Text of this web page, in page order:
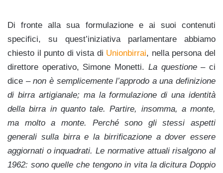
Di fronte alla sua formulazione e ai suoi contenuti
specifici, su quest’iniziativa parlamentare abbiamo
chiesto il punto di vista di Unionbirrai, nella persona del
direttore operativo, Simone Monetti. La questione– ci
dice –non è semplicemente l’approdo a una definizione
di birra artigianale; ma la formulazione di una identità
della birra in quanto tale. Partire, insomma, a monte,
ma molto a monte. Perché sono gli stessi aspetti
generali sulla birra e la birrificazione a dover essere
aggiornati o inquadrati. Le normative attuali risalgono al
1962: sono quelle che tengono in vita la dicitura Doppio